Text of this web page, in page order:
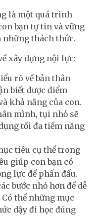
là một quá trình
bạn tự tin và vững
những thách thức.
xây dựng nội lực:
rõ về bản thân
biết được điểm
khả năng của con.
mình, tụi nhỏ sẽ
tối đa tiềm năng
tiêu cụ thể trong
giúp con bạn có
lực để phấn đấu.
bước nhỏ hơn để dễ
thể những mục
dậy đi học đúng